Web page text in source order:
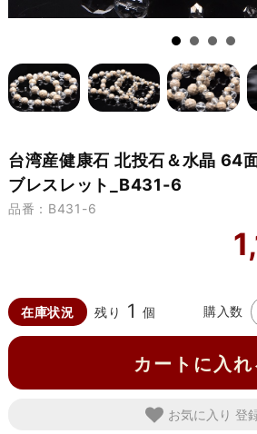
台湾産健康石 北投石＆水晶
ブレスレット_B431-6
品番：B431-6
在庫状況 残り 1個 購入数
カートに入れ
お気に入り